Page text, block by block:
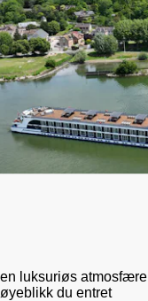
luksuriøs atmosfære
du entret